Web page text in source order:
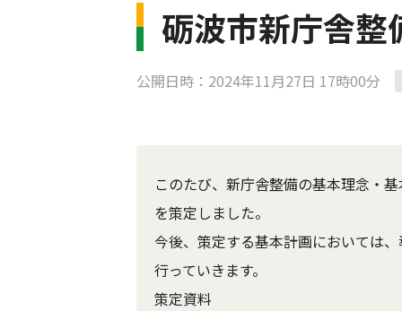
砺波市新庁舎
公開日時：2024年11月27日 17時00分
このたび、新庁舎整備の基本理念・
を策定しました。
今後、策定する基本計画においては
行っていきます。
策定資料